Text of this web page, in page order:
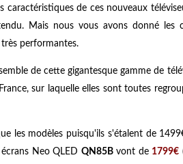
caractéristiques de ces nouveaux
Mais nous vous avons donné les
très performantes.
de cette gigantesque gamme de
sur laquelle elles sont toutes
les modèles puisqu'ils s'étalent de
Neo QLED QN85Bvont de 1799€